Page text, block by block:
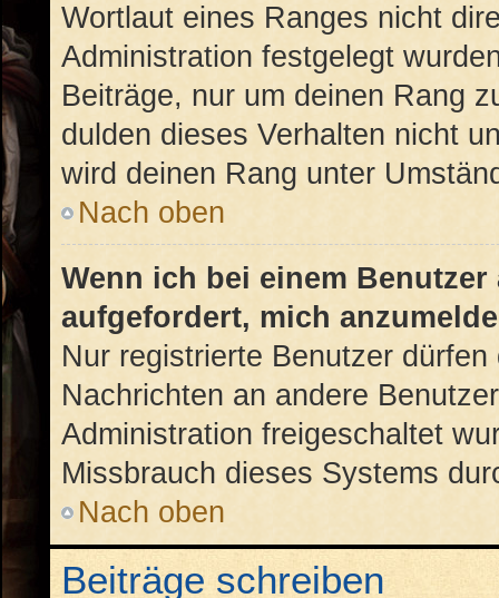
Wortlaut eines Ranges nicht
Administration festgelegt
Beiträge, nur um deinen Rang
dulden dieses Verhalten nicht
wird deinen Rang unter
Nach oben
Wenn ich bei einem
aufgefordert, mich
Nur registrierte Benutzer
Nachrichten an andere
Administration freigeschaltet
Missbrauch dieses Systems
Nach oben
Beiträge schreiben